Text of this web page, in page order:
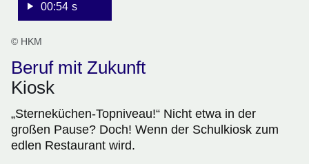
00:54 s
© HKM
Beruf mit Zukunft
Kiosk
„Sterneküchen-Topniveau!“ Nicht etwa in der
großen Pause? Doch! Wenn der Schulkiosk zum
edlen Restaurant wird.